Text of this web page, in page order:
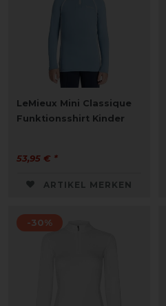
LeMieux Mini Classique
Funktionsshirt Kinder
53,95 € *
ARTIKEL MERKEN
-30%